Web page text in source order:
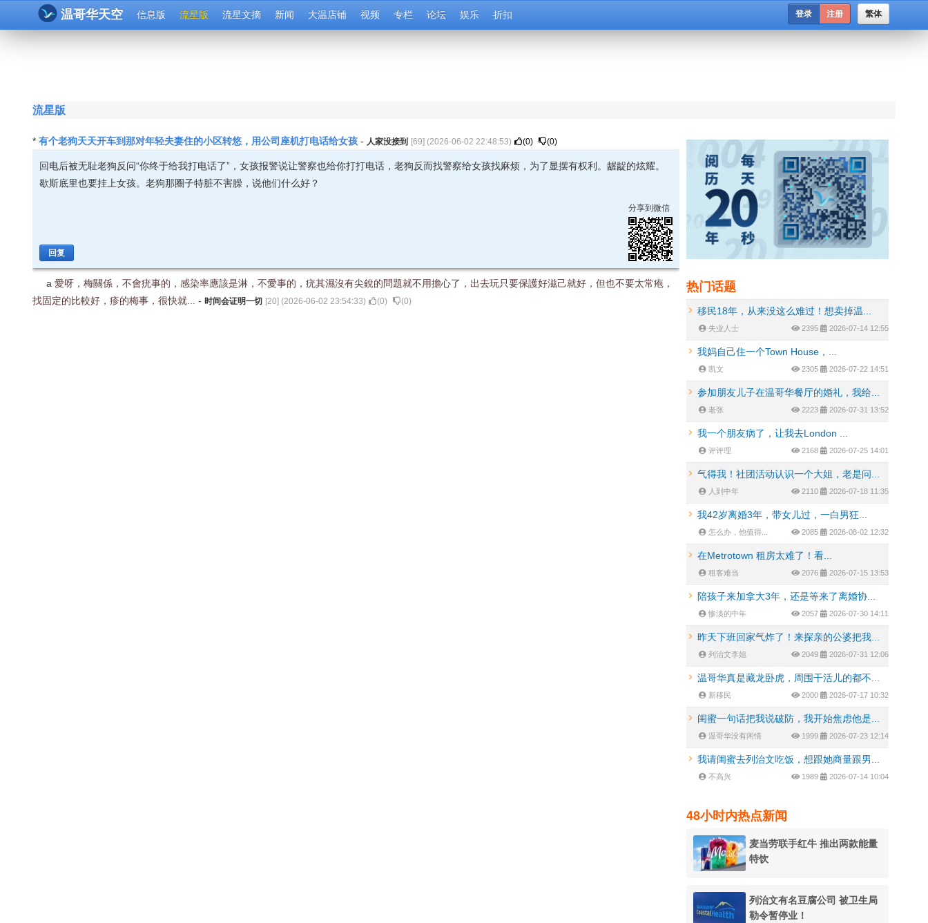
温哥华天空 信息版 流星版 流星文摘 新闻 大温店铺 视频 专栏 论坛 娱乐 折扣 繁体
登录 注册
流星版
* 有个老狗天天开车到那对年轻夫妻住的小区转悠，用公司座机打电话给女孩 - 人家没接到 [69] (2026-06-02 22:48:53) (0) (0)
回电后被无耻老狗反问“你终于给我打电话了”，女孩报警说让警察也给你打打电话，老狗反而找警察给女孩找麻烦，为了显摆有权利。龌龊的炫耀。
歇斯底里也要挂上女孩。老狗那圈子特脏不害臊，说他们什么好？
回复
分享到微信
a 愛呀，梅關係，不會疣事的，感染率應該是淋，不愛事的，疣其濕沒有尖銳的問題就不用擔心了，出去玩只要保護好滋己就好，但也不要太常疱，
找固定的比較好，疹的梅事，很快就... - 时间会证明一切 [20] (2026-06-02 23:54:33) (0) (0)
热门话题
移民18年，从来没这么难过！想卖掉温...
失业人士 2395 2026-07-14 12:55
我妈自己住一个Town House，...
凯文 2305 2026-07-22 14:51
参加朋友儿子在温哥华餐厅的婚礼，我给...
老张 2223 2026-07-31 13:52
我一个朋友病了，让我去London ...
评评理 2168 2026-07-25 14:01
气得我！社团活动认识一个大姐，老是问...
人到中年 2110 2026-07-18 11:35
我42岁离婚3年，带女儿过，一白男狂...
怎么办，他值得... 2085 2026-08-02 12:32
在Metrotown 租房太难了！看...
租客难当 2076 2026-07-15 13:53
陪孩子来加拿大3年，还是等来了离婚协...
惨淡的中年 2057 2026-07-30 14:11
昨天下班回家气炸了！来探亲的公婆把我...
列治文李姐 2049 2026-07-31 12:06
温哥华真是藏龙卧虎，周围干活儿的都不...
新移民 2000 2026-07-17 10:32
闺蜜一句话把我说破防，我开始焦虑他是...
温哥华没有闲情 1999 2026-07-23 12:14
我请闺蜜去列治文吃饭，想跟她商量跟男...
不高兴 1989 2026-07-14 10:04
48小时内热点新闻
麦当劳联手红牛 推出两款能量
特饮
列治文有名豆腐公司 被卫生局
勒令暂停业！